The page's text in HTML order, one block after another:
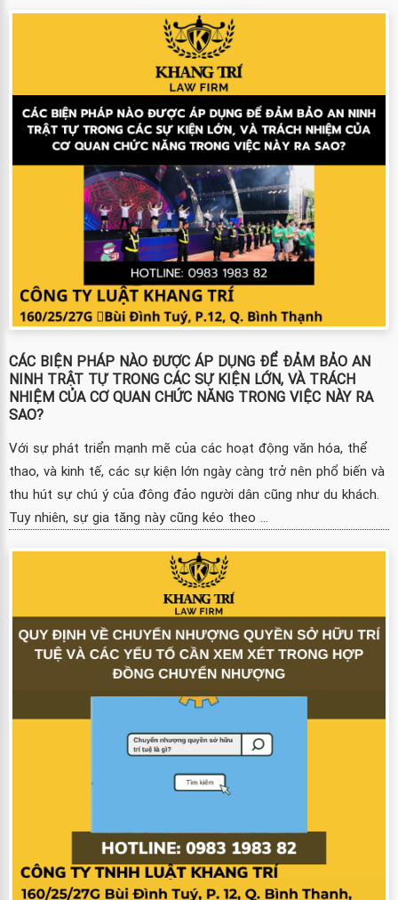
CÁC BIỆN PHÁP NÀO ĐƯỢC ÁP DỤNG ĐỂ ĐẢM BẢO AN
NINH TRẬT TỰ TRONG CÁC SỰ KIỆN LỚN, VÀ TRÁCH
NHIỆM CỦA CƠ QUAN CHỨC NĂNG TRONG VIỆC NÀY RA
SAO?
Với sự phát triển mạnh mẽ của các hoạt động văn hóa, thể
thao, và kinh tế, các sự kiện lớn ngày càng trở nên phổ biến và
thu hút sự chú ý của đông đảo người dân cũng như du khách.
Tuy nhiên, sự gia tăng này cũng kéo theo ...